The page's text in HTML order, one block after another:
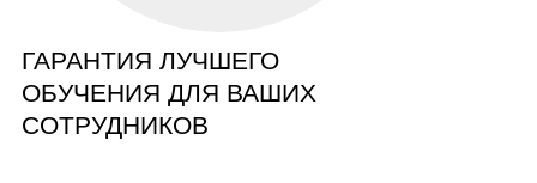
ГАРАНТИЯ ЛУЧШЕГО
ОБУЧЕНИЯ ДЛЯ ВАШИХ
СОТРУДНИКОВ